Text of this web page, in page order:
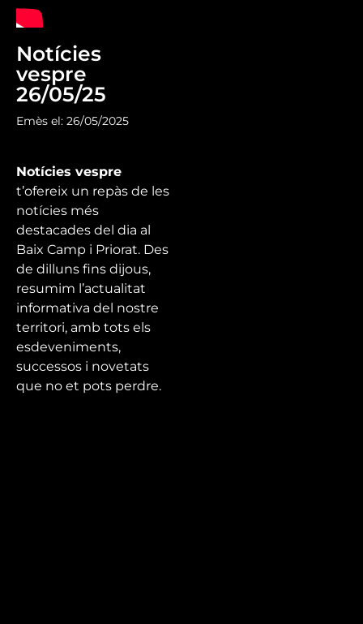
Notícies
vespre
26/05/25
Emès el: 26/05/2025
Notícies vespre
t’ofereix un repàs de les
notícies més
destacades del dia al
Baix Camp i Priorat. Des
de dilluns fins dijous,
resumim l’actualitat
informativa del nostre
territori, amb tots els
esdeveniments,
successos i novetats
que no et pots perdre.